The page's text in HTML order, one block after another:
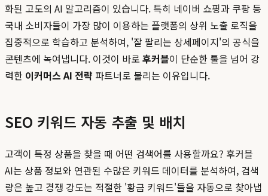
화된 고도의 AI 알고리즘이 있습니다. 특히 네이버 쇼핑과 쿠팡 등
국내 소비자들이 가장 많이 이용하는 플랫폼의 상위 노출 로직을
집중적으로 학습하고 분석하여, '잘 팔리는 상세페이지'의 공식을
콘텐츠에 녹여냅니다. 이것이 바로 후커블이 단순한 툴을 넘어 강
력한 이커머스 AI 전략 파트너로 불리는 이유입니다.
SEO 키워드 자동 추출 및 배치
고객이 특정 상품을 찾을 때 어떤 검색어를 사용할까요? 후커블
AI는 상품 정보와 연관된 수많은 키워드 데이터를 분석하여, 검색
량은 높고 경쟁 강도는 적절한 '황금 키워드'들을 자동으로 찾아냅